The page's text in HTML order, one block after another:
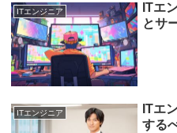
ITエンジニア
ITエ
とサ
ITエンジニア
ITエ
する